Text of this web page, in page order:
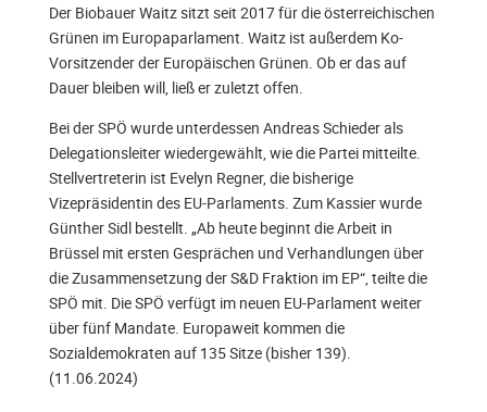
Der Biobauer Waitz sitzt seit 2017 für die österreichischen
Grünen im Europaparlament. Waitz ist außerdem Ko-
Vorsitzender der Europäischen Grünen. Ob er das auf
Dauer bleiben will, ließ er zuletzt offen.
Bei der SPÖ wurde unterdessen Andreas Schieder als
Delegationsleiter wiedergewählt, wie die Partei mitteilte.
Stellvertreterin ist Evelyn Regner, die bisherige
Vizepräsidentin des EU-Parlaments. Zum Kassier wurde
Günther Sidl bestellt. „Ab heute beginnt die Arbeit in
Brüssel mit ersten Gesprächen und Verhandlungen über
die Zusammensetzung der S&D Fraktion im EP“, teilte die
SPÖ mit. Die SPÖ verfügt im neuen EU-Parlament weiter
über fünf Mandate. Europaweit kommen die
Sozialdemokraten auf 135 Sitze (bisher 139).
(11.06.2024)